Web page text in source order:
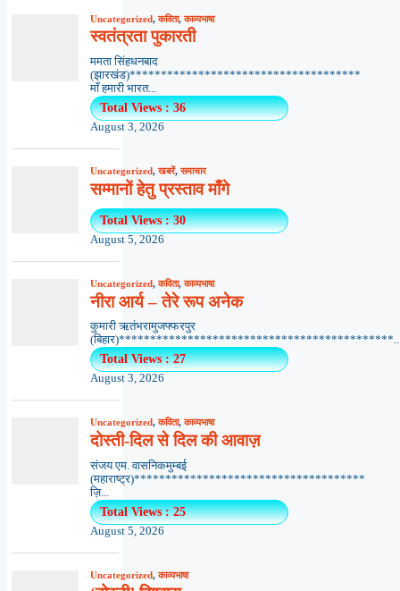
Uncategorized,कविता,काव्यभाषा
स्वतंत्रता पुकारती
ममता सिंहधनबाद
(झारखंड)*************************************
माँ हमारी भारत...
Total Views : 36
August 3, 2026
Uncategorized,खबरें,समाचार
सम्मानों हेतु प्रस्ताव माँगे
Total Views : 30
August 5, 2026
Uncategorized,कविता,काव्यभाषा
नीरा आर्य – तेरे रूप अनेक
कुमारी ऋतंभरामुजफ्फरपुर
Total Views : 27
August 3, 2026
Uncategorized,कविता,काव्यभाषा
दोस्ती-दिल से दिल की आवाज़
संजय एम. वासनिकमुम्बई
(महाराष्ट्र)*************************************
ज़ि...
Total Views : 25
August 5, 2026
Uncategorized,काव्यभाषा